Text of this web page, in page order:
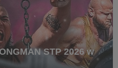
STP 2026 w